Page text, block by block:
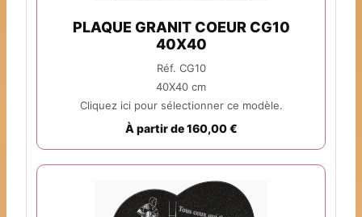
PLAQUE GRANIT COEUR CG10
40X40
Réf. CG10
40X40 cm
Cliquez ici pour sélectionner ce modèle.
À partir de 160,00 €